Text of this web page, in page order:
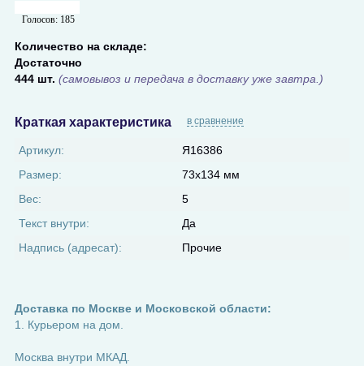
Голосов: 185
Количество на складе:
Достаточно
444 шт. (самовывоз и передача в доставку уже завтра.)
Краткая характеристика в сравнение
Артикул:
Я16386
Размер:
73x134 мм
Вес:
5
Текст внутри:
Да
Надпись (адресат):
Прочие
Доставка по Москве и Московской области:
1. Курьером на дом.
Москва внутри МКАД.